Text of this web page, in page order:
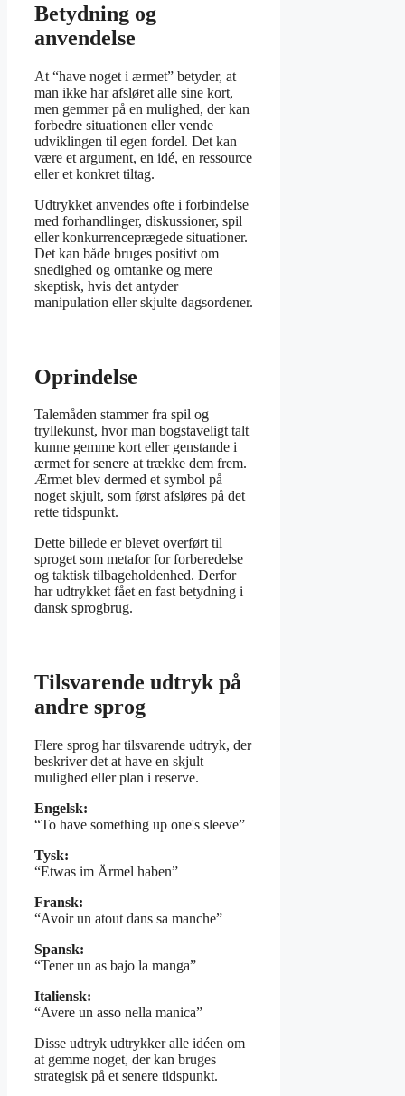
Betydning og
anvendelse
At “have noget i ærmet” betyder, at
man ikke har afsløret alle sine kort,
men gemmer på en mulighed, der kan
forbedre situationen eller vende
udviklingen til egen fordel. Det kan
være et argument, en idé, en ressource
eller et konkret tiltag.
Udtrykket anvendes ofte i forbindelse
med forhandlinger, diskussioner, spil
eller konkurrenceprægede situationer.
Det kan både bruges positivt om
snedighed og omtanke og mere
skeptisk, hvis det antyder
manipulation eller skjulte dagsordener.
Oprindelse
Talemåden stammer fra spil og
tryllekunst, hvor man bogstaveligt talt
kunne gemme kort eller genstande i
ærmet for senere at trække dem frem.
Ærmet blev dermed et symbol på
noget skjult, som først afsløres på det
rette tidspunkt.
Dette billede er blevet overført til
sproget som metafor for forberedelse
og taktisk tilbageholdenhed. Derfor
har udtrykket fået en fast betydning i
dansk sprogbrug.
Tilsvarende udtryk på
andre sprog
Flere sprog har tilsvarende udtryk, der
beskriver det at have en skjult
mulighed eller plan i reserve.
Engelsk:
“To have something up one's sleeve”
Tysk:
“Etwas im Ärmel haben”
Fransk:
“Avoir un atout dans sa manche”
Spansk:
“Tener un as bajo la manga”
Italiensk:
“Avere un asso nella manica”
Disse udtryk udtrykker alle idéen om
at gemme noget, der kan bruges
strategisk på et senere tidspunkt.